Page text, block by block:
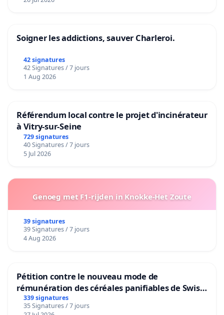
Soigner les addictions, sauver Charleroi.
42 signatures
42 Signatures / 7 jours
1 Aug 2026
Référendum local contre le projet d'incinérateur
à Vitry-sur-Seine
729 signatures
40 Signatures / 7 jours
5 Jul 2026
Genoeg met F1-rijden in Knokke-Het Zoute
39 signatures
39 Signatures / 7 jours
4 Aug 2026
Pétition contre le nouveau mode de
rémunération des céréales panifiables de Swiss
granum basé sur la teneur en protéines
339 signatures
35 Signatures / 7 jours